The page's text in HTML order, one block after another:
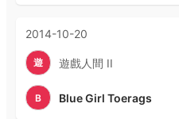
2014-10-20
遊 遊戲人間 II
B Blue Girl Toerags